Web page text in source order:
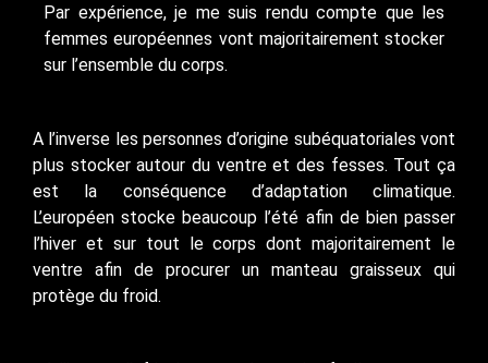
Par expérience, je me suis rendu compte que les
femmes européennes vont majoritairement stocker
sur l’ensemble du corps.
A l’inverse les personnes d’origine subéquatoriales vont
plus stocker autour du ventre et des fesses. Tout ça
est la conséquence d’adaptation climatique.
L’européen stocke beaucoup l’été afin de bien passer
l’hiver et sur tout le corps dont majoritairement le
ventre afin de procurer un manteau graisseux qui
protège du froid.